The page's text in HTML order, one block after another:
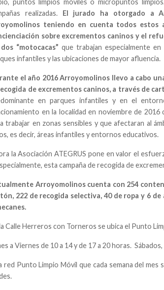
realizadas. El jurado ha otorgado a
teniendo en cuenta todos estos
sobre excrementos caninos y el
“motocacas” que trabajan especialmente
infantiles y las ubicaciones de mayor afluencia.
el año 2016 Arroyomolinos llevo a cabo
de excrementos caninos, a través de
en parques infantiles y en el
en la localidad en noviembre de 2016
trabajar en zonas sensibles y que afectaran al
es decir, áreas infantiles y entornos educativos.
la Asociación ATEGRUS pone en valor el
esta campaña de recogida de
Arroyomolinos cuenta con 254
222 de recogida selectiva, 40 de ropa y 6
Calle Herreros con Torneros se ubica el Punto
a Viernes de 10 a 14 y de 17 a 20 horas.
red Punto Limpio Móvil que cada semana del